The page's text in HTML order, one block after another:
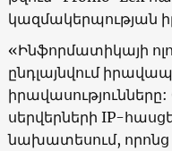
կազմակերպության
«Ինֆորմատիկայի
ընդլայնվում
սերվերների IP-
նախատեսում, որոնց